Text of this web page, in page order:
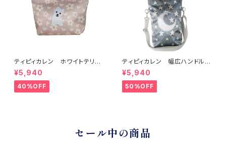
ティピィカレン ホワイトテリア
2WAYミニトートバッグ
¥5,940
40%OFF
ティピィカレン 幅広ハンドルム
ーン縦長トートバッグ
¥5,940
50%OFF
セール中の商品